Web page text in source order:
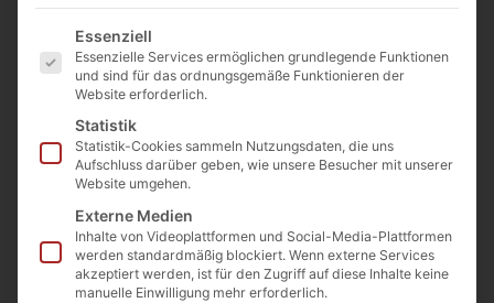
cm
Breite
ca.
Höhe
25
Beschreibung
Es folgt eine Liste der Service-Gruppen, für die eine
Essenziell
Essenzielle Services ermöglichen grundlegende Funktionen
und sind für das ordnungsgemäße Funktionieren der
Website erforderlich.
Statistik
Statistik-Cookies sammeln Nutzungsdaten, die uns
Aufschluss darüber geben, wie unsere Besucher mit unserer
Website umgehen.
Externe Medien
Inhalte von Videoplattformen und Social-Media-Plattformen
werden standardmäßig blockiert. Wenn externe Services
akzeptiert werden, ist für den Zugriff auf diese Inhalte keine
manuelle Einwilligung mehr erforderlich.